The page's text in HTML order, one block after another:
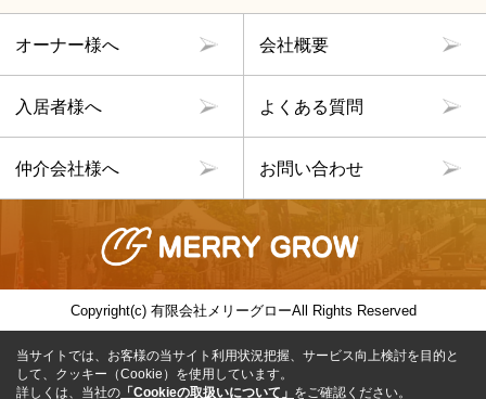
オーナー様へ 会社概要
入居者様へ よくある質問
仲介会社様へ お問い合わせ
Copyright(c) 有限会社メリーグローAll Rights Reserved
当サイトでは、お客様の当サイト利用状況把握、サービス向上検討を目的と
して、クッキー（Cookie）を使用しています。
詳しくは、当社の 「Cookieの取扱いについて」 をご確認ください。